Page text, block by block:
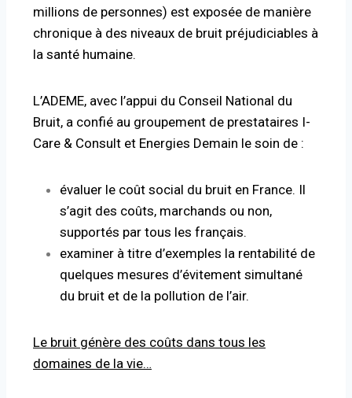
millions de personnes) est exposée de manière
chronique à des niveaux de bruit préjudiciables à
la santé humaine.
L’ADEME, avec l’appui du Conseil National du
Bruit, a confié au groupement de prestataires I-
Care & Consult et Energies Demain le soin de :
évaluer le coût social du bruit en France. Il
s’agit des coûts, marchands ou non,
supportés par tous les français.
examiner à titre d’exemples la rentabilité de
quelques mesures d’évitement simultané
du bruit et de la pollution de l’air.
Le bruit génère des coûts dans tous les
domaines de la vie…